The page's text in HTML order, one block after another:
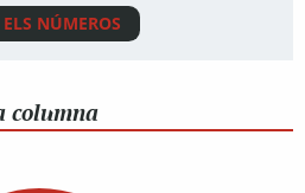
NÚMEROS
columna